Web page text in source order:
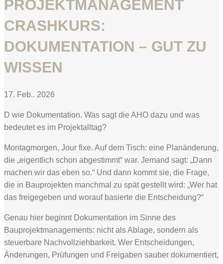
PROJEKTMANAGEMENT
CRASHKURS:
DOKUMENTATION – GUT ZU
WISSEN
17. Feb.. 2026
D wie Dokumentation. Was sagt die AHO dazu und was
bedeutet es im Projektalltag?
Montagmorgen, Jour fixe. Auf dem Tisch: eine Planänderung,
die „eigentlich schon abgestimmt“ war. Jemand sagt: „Dann
machen wir das eben so.“ Und dann kommt sie, die Frage,
die in Bauprojekten manchmal zu spät gestellt wird: „Wer hat
das freigegeben und worauf basierte die Entscheidung?“
Genau hier beginnt Dokumentation im Sinne des
Bauprojektmanagements: nicht als Ablage, sondern als
steuerbare Nachvollziehbarkeit. Wer Entscheidungen,
Änderungen, Prüfungen und Freigaben sauber dokumentiert,